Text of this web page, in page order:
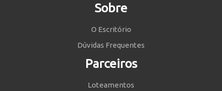
Sobre
O Escritório
Dúvidas Frequentes
Parceiros
Loteamentos